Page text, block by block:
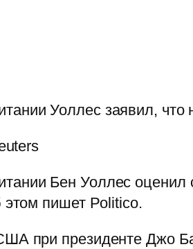
Уоллес заявил,
Бен Уоллес
этом пишет Politico.
при президенте Джо